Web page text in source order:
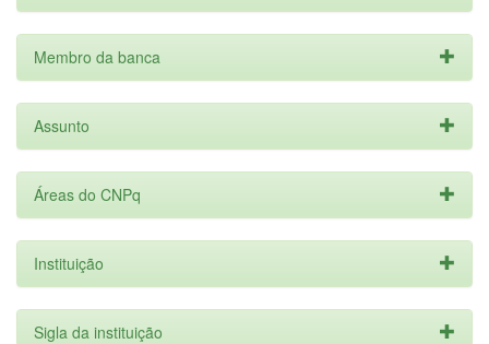
Membro da banca
Assunto
Áreas do CNPq
Instituição
Sigla da instituição